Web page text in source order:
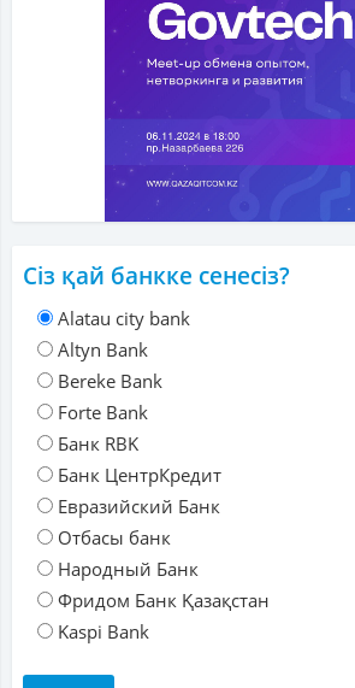
Сіз қай банкке сенесіз?
Alatau city bank
Altyn Bank
Bereke Bank
Forte Bank
Банк RBK
Банк ЦентрКредит
Евразийский Банк
Отбасы банк
Народный Банк
Фридом Банк Қазақстан
Kaspi Bank